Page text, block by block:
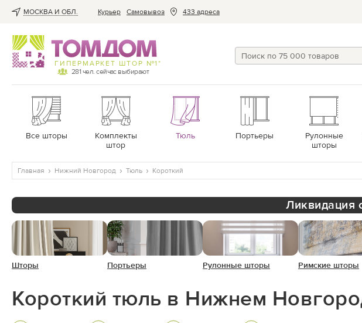
МОСКВА И ОБЛ. Курьер Cамовывоз 433 адреса
ГИПЕРМАРКЕТ ШТОР №1*
281 чел. сейчас выбирают
Все шторы
Комплекты
штор
Тюль Портьеры
Рулонные
шторы
Главная Нижний Новгород Тюль Короткий
Ликвидация
Шторы Портьеры Рулонные шторы Римские шторы
Короткий тюль в Нижнем